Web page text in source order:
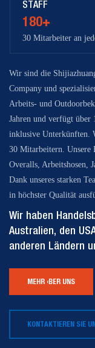
STAFF
180+
30 Mitarbeiter an
Wir sind die
Company und
Arbeits- und
Jahren und verfügt über
inklusive Unterkünften.
30 Mitarbeitern. Unsere
Overalls, Arbeitshosen,
Dank unseres starken
in höchster Qualität
Wir haben
Australien, den
anderen Ländern
MEHR ÜBER UNS
KONTAKTIEREN SIE